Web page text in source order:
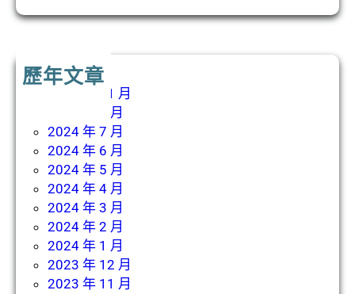
歷年文章
2024 年 11 月
2024 年 8 月
2024 年 7 月
2024 年 6 月
2024 年 5 月
2024 年 4 月
2024 年 3 月
2024 年 2 月
2024 年 1 月
2023 年 12 月
2023 年 11 月